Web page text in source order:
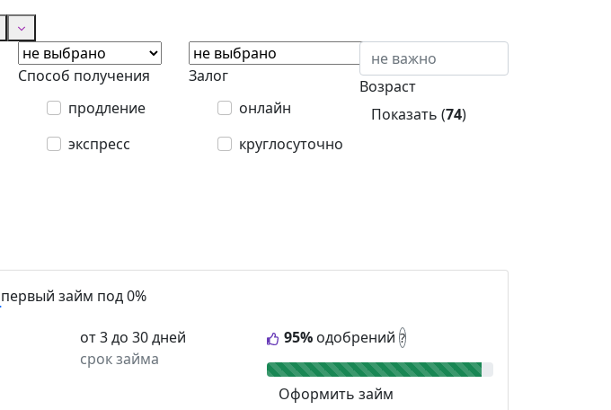
Способ получения Залог
Возраст
продление
экспресс
онлайн
круглосуточно
Показать (74)
первый займ под 0%
от 3 до 30 дней
срок займа
95%одобрений ?
Оформить займ